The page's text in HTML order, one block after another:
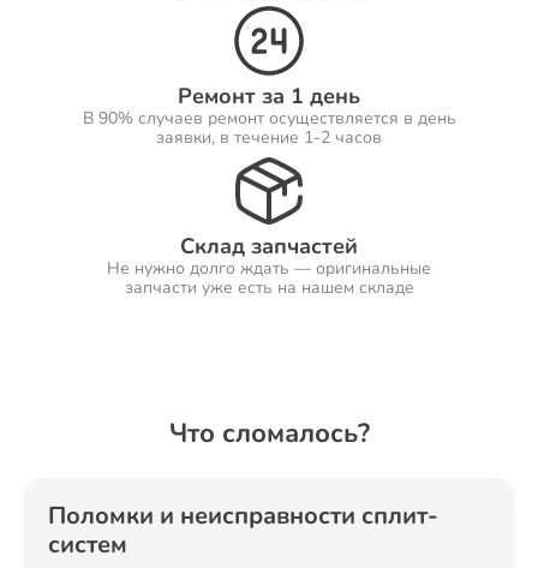
Ремонт за 1 день
В 90% случаев ремонт осуществляется в день
заявки, в течение 1-2 часов
Склад запчастей
Не нужно долго ждать — оригинальные
запчасти уже есть на нашем складе
Что сломалось?
Поломки и неисправности сплит-
систем
Ремонт Посудомоечных машин
Ремонт Холодильников
Ремонт Варочных панелей
Ремонт Акустических систем